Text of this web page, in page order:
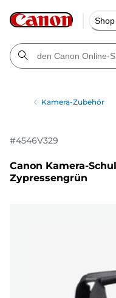
Shop
Kamera-Zubehör
#4546V329
Canon Kamera-
Zypressengrün